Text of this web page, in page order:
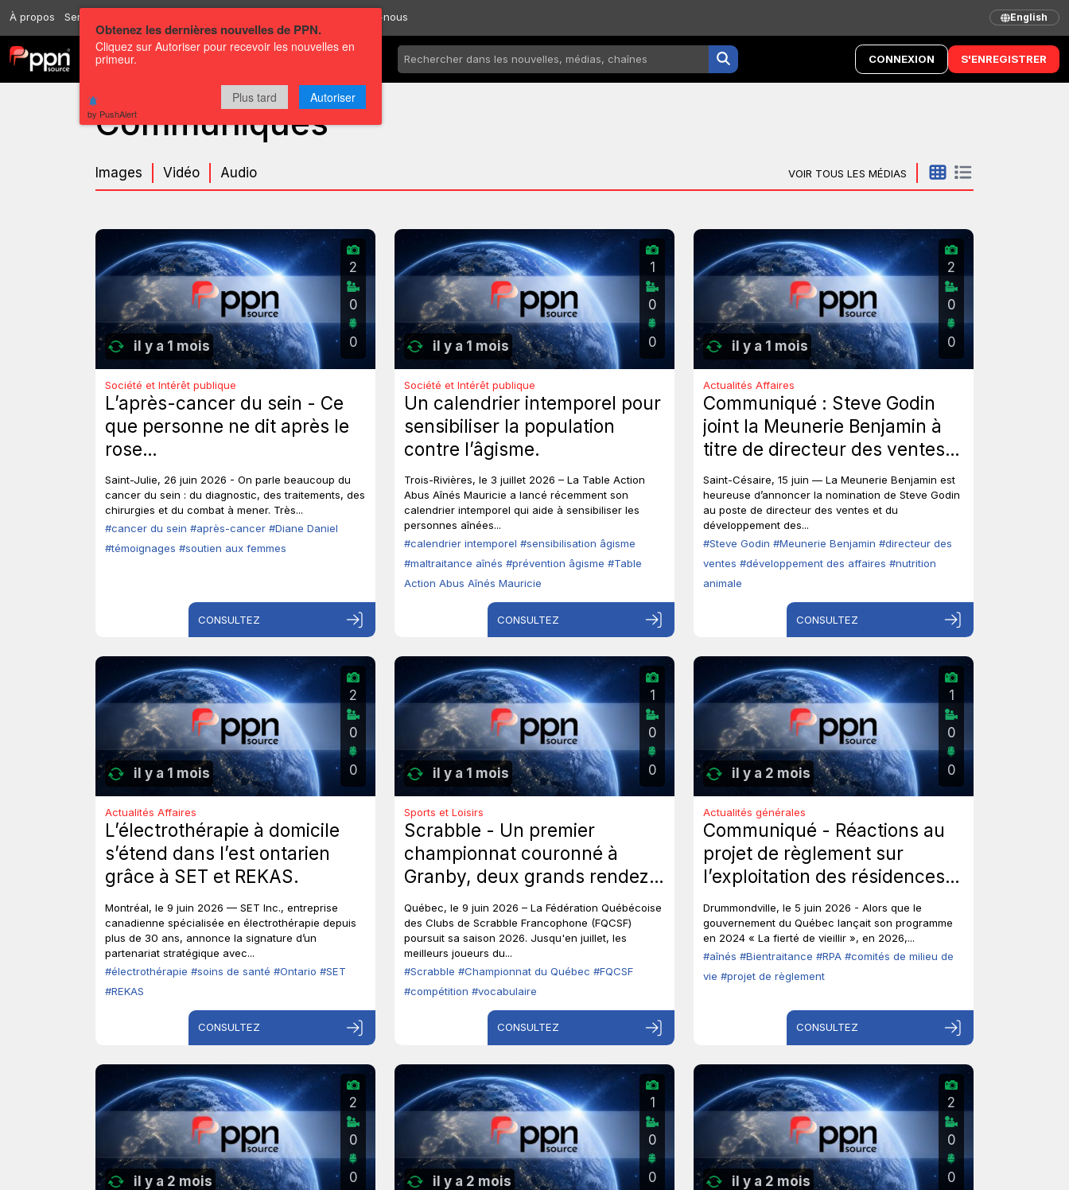
Chaînes CONNEXION S'ENREGISTRER
À propos Services Contactez-nous English
Communiqués
Images Vidéo Audio VOIR TOUS LES MÉDIAS
il y a 1 mois
2
0
0
Société et Intérêt publique
L’après-cancer du sein - Ce
que personne ne dit après le
rose…
Saint-Julie, 26 juin 2026 - On parle beaucoup du
cancer du sein : du diagnostic, des traitements, des
chirurgies et du combat à mener. Très...
#cancer du sein #après-cancer #Diane Daniel
#témoignages #soutien aux femmes
CONSULTEZ
il y a 1 mois
1
0
0
Société et Intérêt publique
Un calendrier intemporel pour
sensibiliser la population
contre l’âgisme.
Trois-Rivières, le 3 juillet 2026 – La Table Action
Abus Aînés Mauricie a lancé récemment son
calendrier intemporel qui aide à sensibiliser les
personnes aînées...
#calendrier intemporel #sensibilisation âgisme
#maltraitance aînés #prévention âgisme #Table
Action Abus Aînés Mauricie
CONSULTEZ
il y a 1 mois
2
0
0
Actualités Affaires
Communiqué : Steve Godin
joint la Meunerie Benjamin à
titre de directeur des ventes
et du développement des
affaires.
Saint-Césaire, 15 juin — La Meunerie Benjamin est
heureuse d’annoncer la nomination de Steve Godin
au poste de directeur des ventes et du
développement des...
#Steve Godin #Meunerie Benjamin #directeur des
ventes #développement des affaires #nutrition
animale
CONSULTEZ
il y a 1 mois
2
0
0
Actualités Affaires
L’électrothérapie à domicile
s’étend dans l’est ontarien
grâce à SET et REKAS.
Montréal, le 9 juin 2026 — SET Inc., entreprise
canadienne spécialisée en électrothérapie depuis
plus de 30 ans, annonce la signature d’un
partenariat stratégique avec...
#électrothérapie #soins de santé #Ontario #SET
#REKAS
CONSULTEZ
il y a 1 mois
1
0
0
Sports et Loisirs
Scrabble - Un premier
championnat couronné à
Granby, deux grands rendez-
vous à venir au Québec.
Québec, le 9 juin 2026 – La Fédération Québécoise
des Clubs de Scrabble Francophone (FQCSF)
poursuit sa saison 2026. Jusqu'en juillet, les
meilleurs joueurs du...
#Scrabble #Championnat du Québec #FQCSF
#compétition #vocabulaire
CONSULTEZ
il y a 2 mois
1
0
0
Actualités générales
Communiqué - Réactions au
projet de règlement sur
l’exploitation des résidences
privées pour aînés : Les aînés
ont-ils toujours leur droit de
parole?
Drummondville, le 5 juin 2026 - Alors que le
gouvernement du Québec lançait son programme
en 2024 « La fierté de vieillir », en 2026,...
#aînés #Bientraitance #RPA #comités de milieu de
vie #projet de règlement
CONSULTEZ
il y a 2 mois
2
0
0 il y a 2 mois
1
0
0 il y a 2 mois
2
0
0
Obtenez les dernières nouvelles de PPN.
Cliquez sur Autoriser pour recevoir les nouvelles en
primeur.
Plus tard Autoriser
by PushAlert